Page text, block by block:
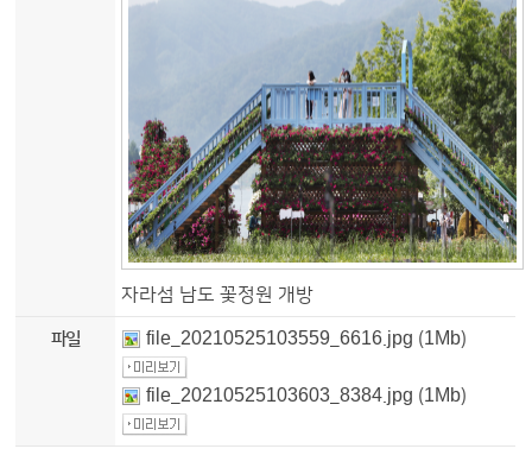
자라섬 남도 꽃정원 개방
파일 file_20210525103559_6616.jpg (1Mb)
file_20210525103603_8384.jpg (1Mb)